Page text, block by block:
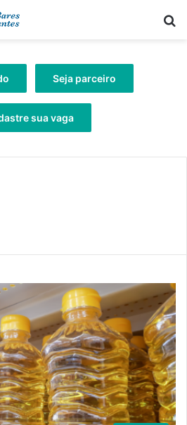
Seja parceiro
sua vaga